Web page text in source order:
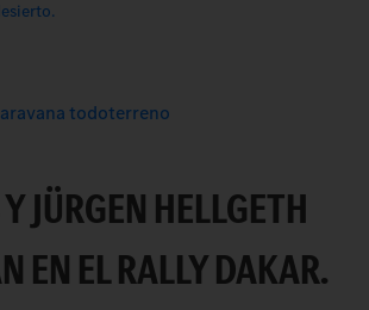
todoterreno
JÜRGEN HELLGETH
EN EL RALLY DAKAR.